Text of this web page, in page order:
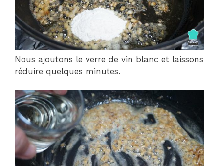
Nous ajoutons le verre de vin blanc et laissons
réduire quelques minutes.